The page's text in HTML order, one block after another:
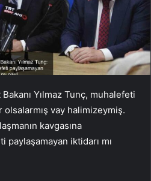
Bakanı Yılmaz Tunç, muhalefeti
vay halimizeymiş.
kavgasına
paylaşamayan iktidarı mı